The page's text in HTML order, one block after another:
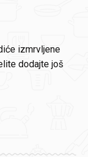
izmrvljene
dodajte još